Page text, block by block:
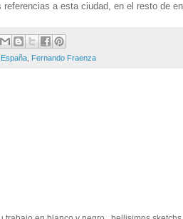
a esta ciudad, en el resto de
España, Fernando Fraenza